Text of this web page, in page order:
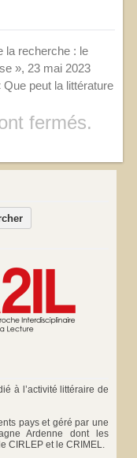
la recherche : le
», 23 mai 2023
peut la littérature
fermés.
à l’activité littéraire de
pays et géré par une
Ardenne dont les
CIRLEPet le CRIMEL